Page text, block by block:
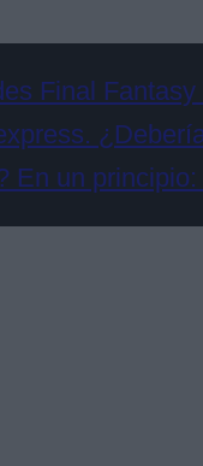
Final
En un principio: